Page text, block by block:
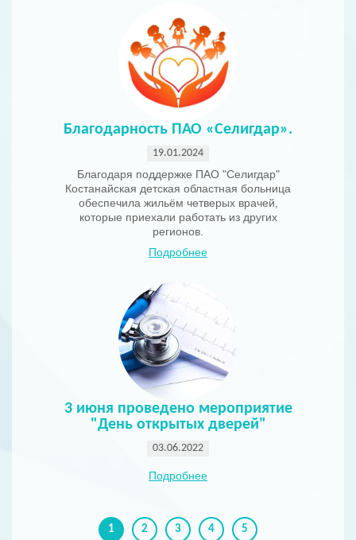
Благодарность ПАО «Селигдар».
19.01.2024
Благодаря поддержке ПАО "Селигдар"
Костанайская детская областная больница
обеспечила жильём четверых врачей,
которые приехали работать из других
регионов.
Подробнее
3 июня проведено мероприятие
"День открытых дверей"
03.06.2022
Подробнее
1 2 3 4 5